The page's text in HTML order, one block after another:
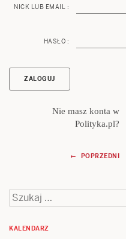
NICK LUB EMAIL :
HASŁO :
Nie masz konta w
Polityka.pl?
Nawigacja
wpisu
← POPRZEDNI
Szukaj:
KALENDARZ